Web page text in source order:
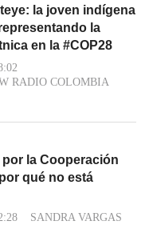
la joven indígena
la
en la #COP28
RADIO COLOMBIA
la Cooperación
qué no está
SANDRA VARGAS